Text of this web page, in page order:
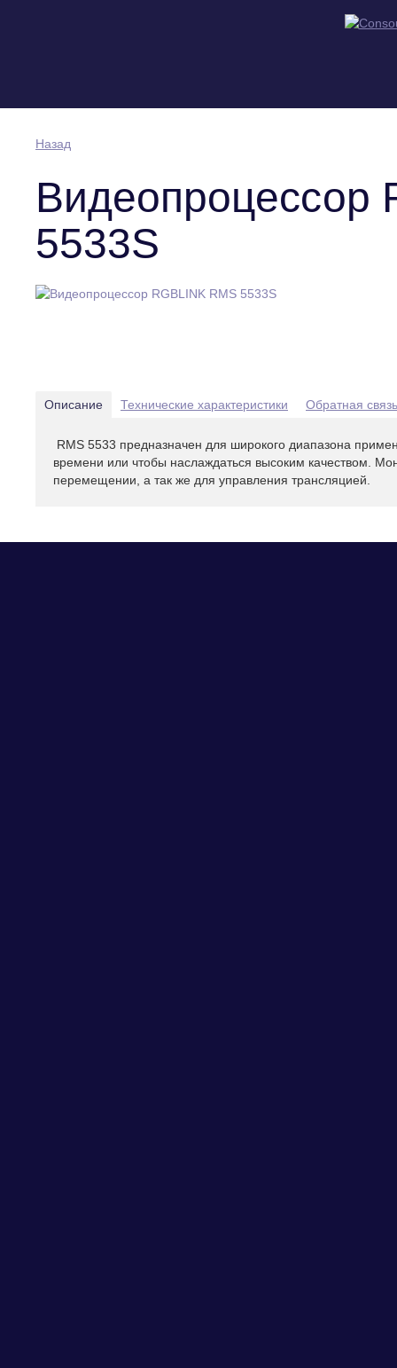
Назад
Видеопроцессор
5533S
Описание Технические характеристики Обратная связь
RMS 5533 предназначен для широкого диапазона
времени или чтобы наслаждаться высоким качеством.
перемещении, а так же для управления трансляцией.